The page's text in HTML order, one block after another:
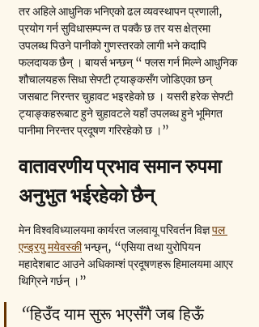
तर अहिले आधुनिक भनिएको ढल व्यवस्थापन प्रणाली,
प्रयोग गर्न सुविधासम्पन्न त पक्कै छ तर यस क्षेत्रमा
उपलब्ध पिउने पानीको गुणस्तरको लागी भने कदापि
फलदायक छैन् । बायर्स भन्छन् “ फ्लस गर्न मिल्ने आधुनिक
शौचालयहरू सिधा सेफ्टी ट्याङ्कसँग जोडिएका छन्
जसबाट निरन्तर चुहावट भइरहेको छ । यसरी हरेक सेफ्टी
ट्याङ्कहरूबाट हुने चुहावटले यहाँ उपलब्ध हुने भूमिगत
पानीमा निरन्तर प्रदूषण गरिरहेको छ ।”
वातावरणीय प्रभाव समान रुपमा
अनुभुत भईरहेको छैन्
मेन विश्वविध्यालयमा कार्यरत जलवायू परिवर्तन विज्ञ पल
एन्ड्रयु मयेवस्की भन्छ्न्, “एसिया तथा युरोपियन
महादेशबाट आउने अधिकाम्शं प्रदूषणहरू हिमालयमा आएर
थिग्रिने गर्छन् ।”
“हिउँद याम सुरू भएसँगै जब हिऊँ